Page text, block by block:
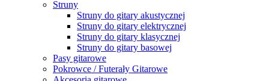
Struny
Struny do gitary akustycznej
Struny do gitary elektrycznej
Struny do gitary klasycznej
Struny do gitary basowej
Pasy gitarowe
Pokrowce / Futerały Gitarowe